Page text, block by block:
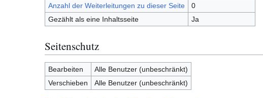
Anzahl der Weiterleitungen zu dieser Seite
0
Gezählt als eine Inhaltsseite
Ja
Seitenschutz
Bearbeiten
Alle Benutzer (unbeschränkt)
Verschieben
Alle Benutzer (unbeschränkt)